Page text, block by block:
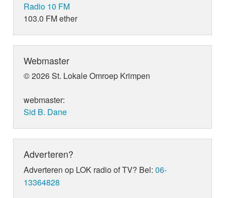
Radio 10 FM
103.0 FM ether
Webmaster
© 2026 St. Lokale Omroep Krimpen
webmaster:
Sid B. Dane
Adverteren?
Adverteren op LOK radio of TV? Bel:06-
13364828